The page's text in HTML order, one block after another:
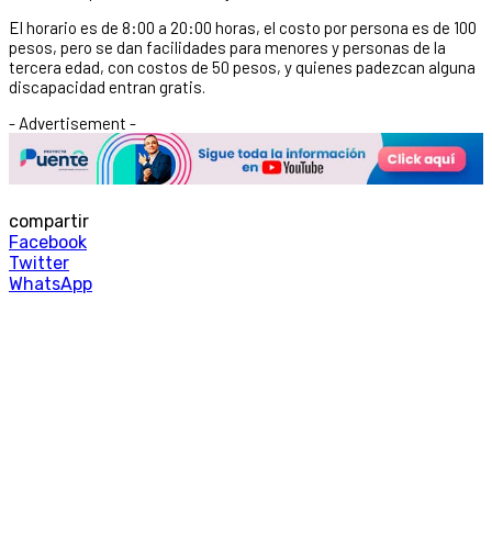
El horario es de 8:00 a 20:00 horas, el costo por persona es de 100
pesos, pero se dan facilidades para menores y personas de la
tercera edad, con costos de 50 pesos, y quienes padezcan alguna
discapacidad entran gratis.
- Advertisement -
compartir
Facebook
Twitter
WhatsApp